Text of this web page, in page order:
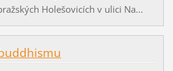
Holešovicích v ulici Na...